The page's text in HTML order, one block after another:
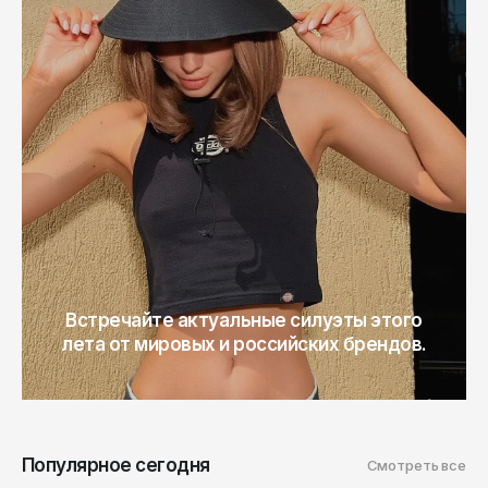
Встречайте актуальные силуэты этого
лета от мировых и российских брендов.
Популярное сегодня Смотреть все
Омск
Орёл
Оренбург
Пенза
Пермь
Петрозаводск
Петропавловск-Камчатский
Псков
Ростов-на-Дону
Рязань
Самара
Саранск